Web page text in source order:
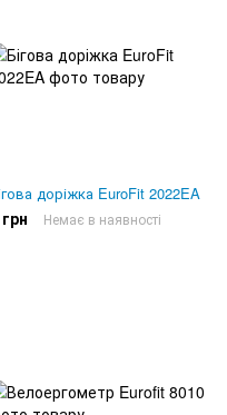
доріжка EuroFit 2022EA
Немає в наявності